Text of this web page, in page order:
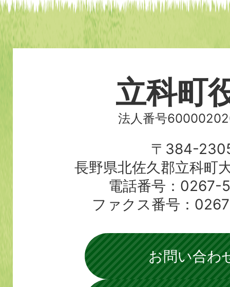
立科町
法人番号
〒384-
長野県北佐久郡立科町
電話番号：0267-
ファクス番号：
お問い合わ